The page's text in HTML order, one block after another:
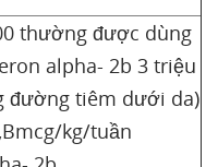
thường được dùng
alpha- 2b 3 triệu
đường tiêm dưới da)
kg/tuần